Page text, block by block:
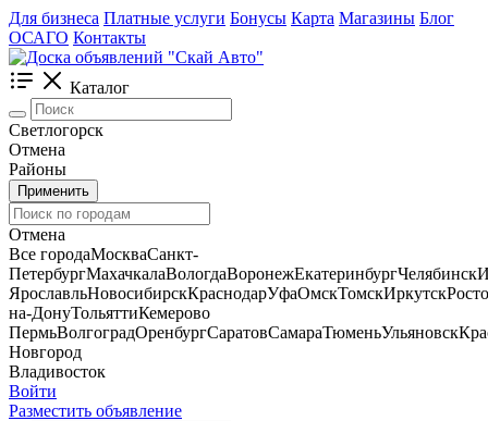
Для бизнеса Платные услуги Бонусы Карта Магазины Блог
ОСАГО Контакты
Каталог
Светлогорск
Отмена
Районы
Применить
Отмена
Все городаМоскваСанкт-
ПетербургМахачкалаВологдаВоронежЕкатеринбургЧелябинск
ЯрославльНовосибирскКраснодарУфаОмскТомскИркутск
на-ДонуТольяттиКемерово
ПермьВолгоградОренбургСаратовСамараТюменьУльяновск
Новгород
Владивосток
Войти
Разместить объявление